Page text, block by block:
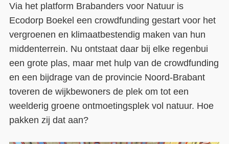
Via het platform Brabanders voor Natuur is
Ecodorp Boekel een crowdfunding gestart voor het
vergroenen en klimaatbestendig maken van hun
middenterrein. Nu ontstaat daar bij elke regenbui
een grote plas, maar met hulp van de crowdfunding
en een bijdrage van de provincie Noord-Brabant
toveren de wijkbewoners de plek om tot een
weelderig groene ontmoetingsplek vol natuur. Hoe
pakken zij dat aan?
Over ons
LIFE-IP Klimaatadaptatie
Weerbaar Dommelland